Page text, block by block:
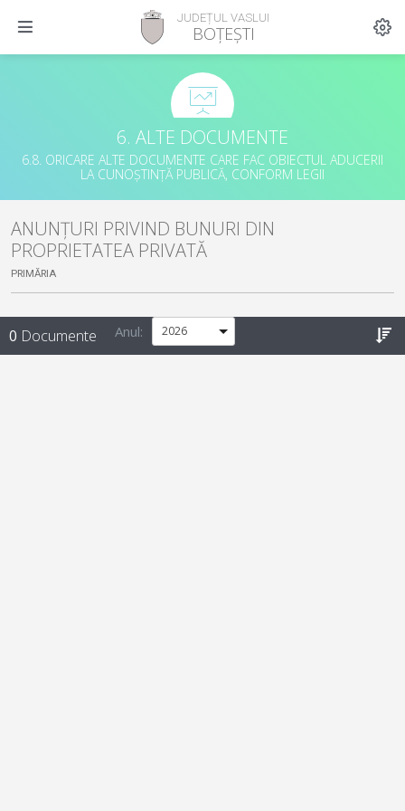
JUDEȚUL VASLUI
BOȚEȘTI
6. ALTE DOCUMENTE
6.8. ORICARE ALTE DOCUMENTE CARE FAC OBIECTUL ADUCERII
LA CUNOȘTINȚĂ PUBLICĂ, CONFORM LEGII
ANUNȚURI PRIVIND BUNURI DIN
PROPRIETATEA PRIVATĂ
PRIMĂRIA
0 Documente Anul: